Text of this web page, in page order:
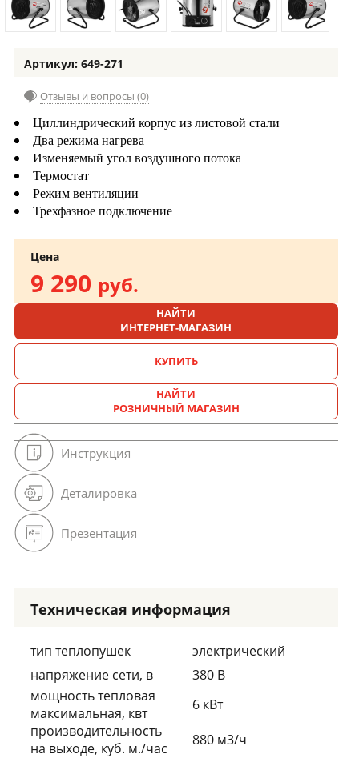
Артикул: 649-271
Отзывы и вопросы (0)
Циллиндрический корпус из листовой стали
Два режима нагрева
Изменяемый угол воздушного потока
Термостат
Режим вентиляции
Трехфазное подключение
Цена
9 290 руб.
НАЙТИ
ИНТЕРНЕТ-МАГАЗИН
КУПИТЬ
НАЙТИ
РОЗНИЧНЫЙ МАГАЗИН
Инструкция
Деталировка
Презентация
Техническая информация
тип теплопушек
электрический
напряжение сети, в
380 В
мощность тепловая
максимальная, квт
6 кВт
производительность
на выходе, куб. м./час
880 м3/ч